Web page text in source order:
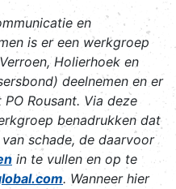
en
is er een werkgroep
Holierhoek en
deelnemen en er
Rousant. Via deze
benadrukken dat
schade, de daarvoor
in te vullen en op te
. Wanneer hier